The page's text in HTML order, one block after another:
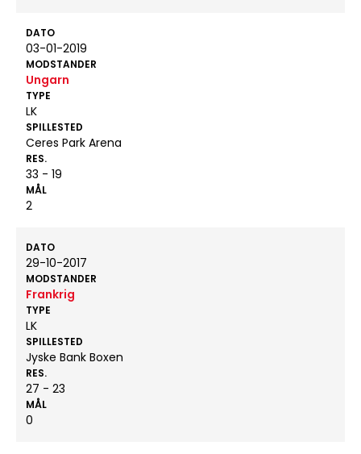
DATO
03-01-2019
MODSTANDER
Ungarn
TYPE
LK
SPILLESTED
Ceres Park Arena
RES.
33 - 19
MÅL
2
DATO
29-10-2017
MODSTANDER
Frankrig
TYPE
LK
SPILLESTED
Jyske Bank Boxen
RES.
27 - 23
MÅL
0